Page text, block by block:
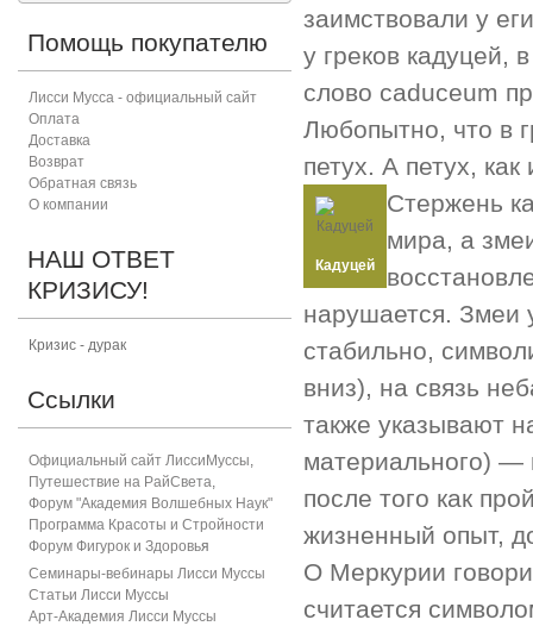
заимствовали у
у греков кадуцей,
слово caduceum
Любопытно, что в
петух. А петух,
Кадуцей
Стержень
мира, а
нарушается. Змеи
стабильно,
вниз), на связь
также указывают
материального) —
после того как
жизненный опыт,
О Меркурии
считается
Помощь покупателю
Лисси Мусса - официальный сайт
Оплата
Доставка
Возврат
Обратная связь
О компании
НАШ ОТВЕТ
КРИЗИСУ!
Кризис - дурак
Ссылки
Официальный сайт ЛиссиМуссы,
Путешествие на РайСвета,
Форум "Академия Волшебных Наук"
Программа Красоты и Стройности
Форум Фигурок и Здоровья
Семинары-вебинары Лисси Муссы
Статьи Лисси Муссы
Арт-Академия Лисси Муссы